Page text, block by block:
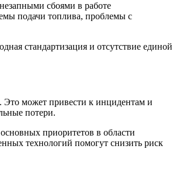
сбоями в работе
подачи топлива, проблемы с
стандартизация и отсутствие единой
Это может привести к инцидентам и
потери.
приоритетов в области
технологий помогут снизить риск